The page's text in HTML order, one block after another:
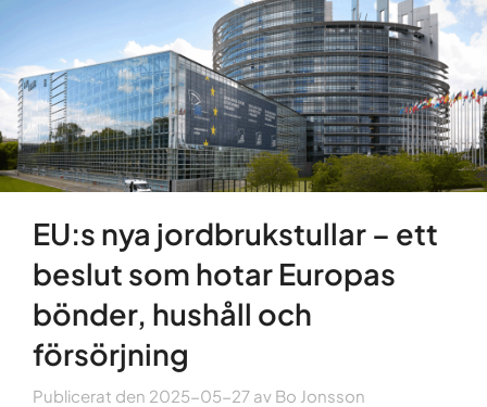
EU:s nya jordbrukstullar – ett
beslut som hotar Europas
bönder, hushåll och
försörjning
Publicerat den 2025-05-27 av Bo Jonsson